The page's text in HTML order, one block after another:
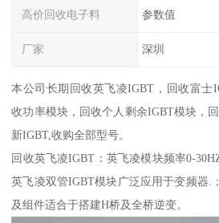
高价回收电子料 参数值
厂家 深圳
本公司长期回收英飞凌IGBT，回收富士
收功率模块，回收个人剩余IGBT模块，
新IGBT,收购全部型号。
回收英飞凌IGBT：英飞凌模块频率0-
英飞凌双管IGBT模块广泛应用于变频器.
及组件适合于搭建H桥及全桥逆变。